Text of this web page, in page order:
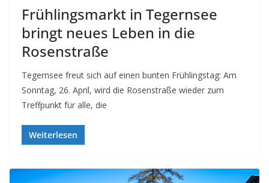
Frühlingsmarkt in Tegernsee
bringt neues Leben in die
Rosenstraße
Tegernsee freut sich auf einen bunten Frühlingstag: Am
Sonntag, 26. April, wird die Rosenstraße wieder zum
Treffpunkt für alle, die
Weiterlesen